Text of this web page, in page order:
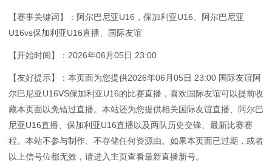
【赛事关键词】：阿尔巴尼亚U16，保加利亚U16、阿尔巴尼亚
U16vs保加利亚U16直播、国际友谊
【开始时间】：2026年06月05日 23:00
【友好提示】：本页面为您提供2026年06月05日 23:00 国际友谊阿
尔巴尼亚U16VS保加利亚U16的比赛直播，喜欢国际友谊可以提前收
藏本页面以免错过直播。本站还为您提供相关国际友谊直播、阿尔巴
尼亚U16直播、保加利亚U16直播以及两队历史交锋、最新比赛赛
程。本站不参与制作、不存储任何资源由。如果本页面已过期，或者
以上信号位都无效，请进入主页查看最新直播新号。